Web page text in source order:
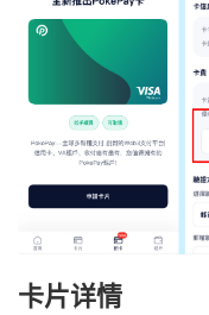
卡片详情